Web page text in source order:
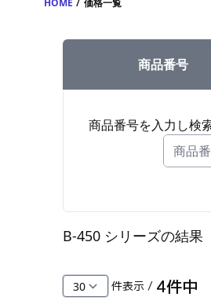
ハンドル・取手・つまみ・
蝶番・ステー・周辺機器
FB・B
ファスナー・ラッチ錠・
L・LE
S
商品番号
商品番号を入力し検
B-450 シリーズの結果
件表示 / 4件中